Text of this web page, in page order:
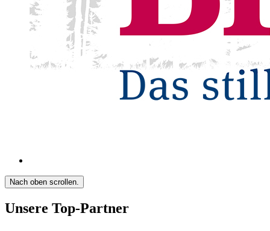
Nach oben scrollen.
Unsere Top-Partner